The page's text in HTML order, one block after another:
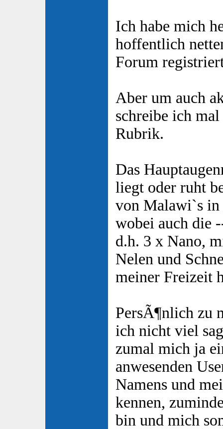
Ich habe mich
hoffentlich
Forum
Aber um auch
schreibe ich
Rubrik.
Das
liegt oder ruht
von Malawi`s in
wobei auch die
d.h. 3 x Nano,
Nelen und
meiner Freizeit
PersÃ¶nlich zu
ich nicht viel
zumal mich ja
anwesenden
Namens und
kennen,
bin und mich